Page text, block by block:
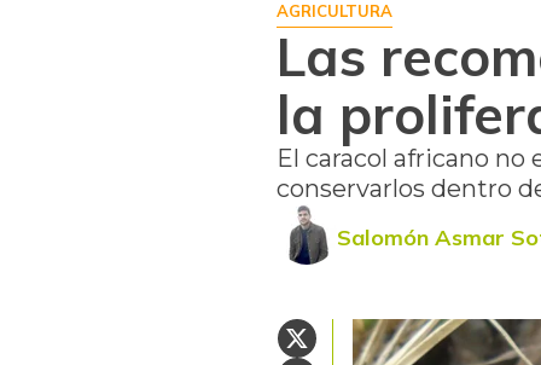
AGRICULTURA
Las
la
El caracol africano no
conservarlos dentro
Salomón Asmar